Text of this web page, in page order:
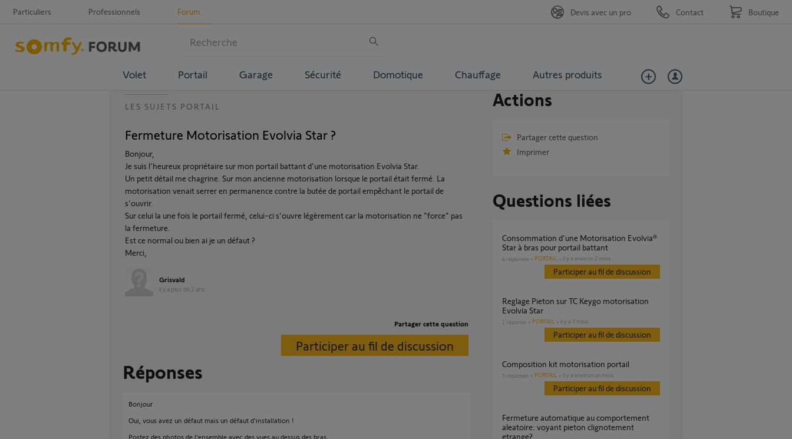
Particuliers Professionnels Forum
Volet Portail Garage Sécurité Domotique Chauffage Autres produits
Devis avec un pro Contact Boutique
LES SUJETS PORTAIL
Fermeture Motorisation Evolvia Star ?
Bonjour,
Je suis l'heureux propriétaire sur mon portail battant d'une motorisation Evolvia Star.
Un petit détail me chagrine. Sur mon ancienne motorisation lorsque le portail était fermé. La
motorisation venait serrer en permanence contre la butée de portail empêchant le portail de
s'ouvrir.
Sur celui la une fois le portail fermé, celui-ci s'ouvre légèrement car la motorisation ne "force" pas
la fermeture.
Est ce normal ou bien ai je un défaut ?
Merci,
Grisvald
il y a plus de 2 ans
Partager cette question
Participer au fil de discussion
Réponses
Bonjour
Oui, vous avez un défaut mais un défaut d'installation !
Postez des photos de l'ensemble avec des vues au dessus des bras.
Actions
Partager cette question
Imprimer
Questions liées
Consommation d'une Motorisation Evolvia®
Star à bras pour portail battant
4 réponses PORTAIL il y a environ 2 mois
Participer au fil de discussion
Reglage Pieton sur TC Keygo motorisation
Evolvia Star
1 réponse PORTAIL il y a 3 mois
Participer au fil de discussion
Composition kit motorisation portail
5 réponses PORTAIL il y a environ un mois
Participer au fil de discussion
Fermeture automatique au comportement
aleatoire: voyant pieton clignotement
etrange?